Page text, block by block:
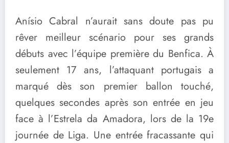
Anísio Cabral n’aurait sans doute pas pu
rêver meilleur scénario pour ses grands
débuts avec l’équipe première du Benfica. À
seulement 17 ans, l’attaquant portugais a
marqué dès son premier ballon touché,
quelques secondes après son entrée en jeu
face à l’Estrela da Amadora, lors de la 19e
journée de Liga. Une entrée fracassante qui